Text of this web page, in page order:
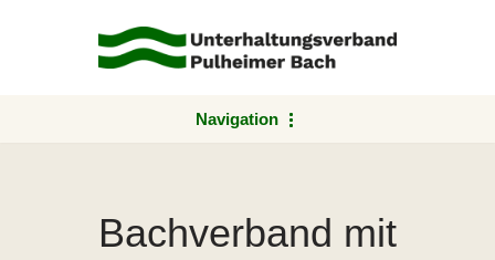
Navigation
Bachverband mit